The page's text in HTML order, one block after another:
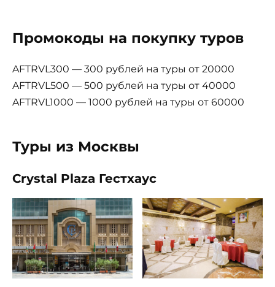
Промокоды на покупку туров
AFTRVL300 — 300 рублей на туры от 20000
AFTRVL500 — 500 рублей на туры от 40000
AFTRVL1000 — 1000 рублей на туры от 60000
Туры из Москвы
Crystal Plaza Гестхаус